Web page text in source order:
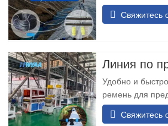
капельницы:
круглыми
длительной
Двойной вход и
питания:
Свяжитесь
Удобно и
ремень для
перфорации
конструкцию,
Свяжитесь